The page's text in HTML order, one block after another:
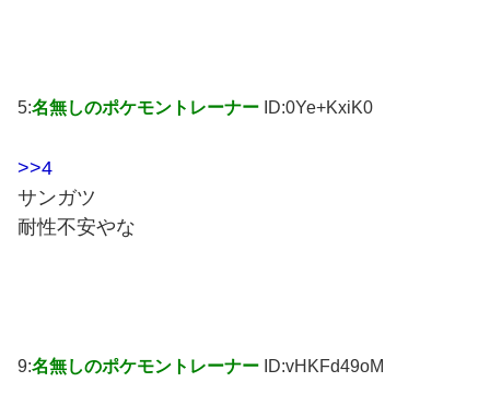
5:名無しのポケモントレーナー ID:0Ye+KxiK0
>>4
サンガツ
耐性不安やな
9:名無しのポケモントレーナー ID:vHKFd49oM